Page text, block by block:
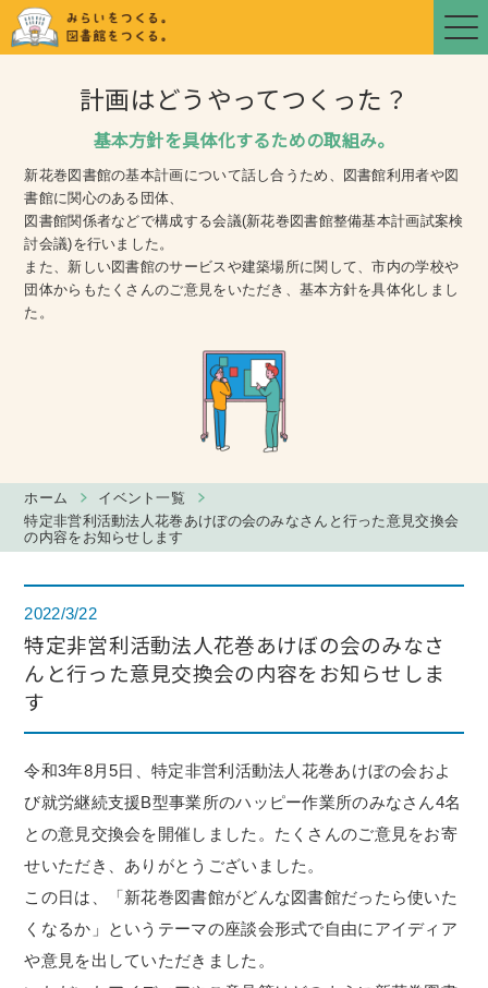
計画はどうやってつくった？
基本方針を具体化するための取組み。
新花巻図書館の基本計画について話し合うため、図書館利用者や図
書館に関心のある団体、
図書館関係者などで構成する会議(新花巻図書館整備基本計画試案検
討会議)を行いました。
また、新しい図書館のサービスや建築場所に関して、市内の学校や
団体からもたくさんのご意見をいただき、基本方針を具体化しまし
た。
ホーム
イベント一覧
特定非営利活動法人花巻あけぼの会のみなさんと行った意見交換会
の内容をお知らせします
2022/3/22
特定非営利活動法人花巻あけぼの会のみなさ
んと行った意見交換会の内容をお知らせしま
す
令和3年8月5日、特定非営利活動法人花巻あけぼの会およ
び就労継続支援B型事業所のハッピー作業所のみなさん4名
との意見交換会を開催しました。たくさんのご意見をお寄
せいただき、ありがとうございました。
この日は、「新花巻図書館がどんな図書館だったら使いた
くなるか」というテーマの座談会形式で自由にアイディア
や意見を出していただきました。